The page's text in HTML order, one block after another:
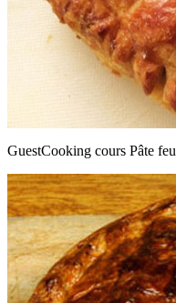
GuestCooking cours Pâte